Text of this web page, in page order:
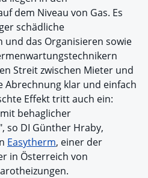
dem Niveau von Gas. Es
schädliche
und das Organisieren sowie
Streit zwischen Mieter und
Abrechnung klar und einfach
Effekt tritt auch ein:
behaglicher
so DI Günther Hraby,
Easytherm, einer der
in Österreich von